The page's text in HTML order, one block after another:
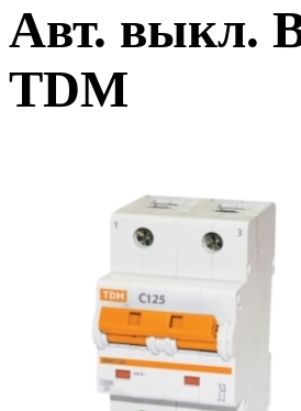
Авт. выкл.
TDM